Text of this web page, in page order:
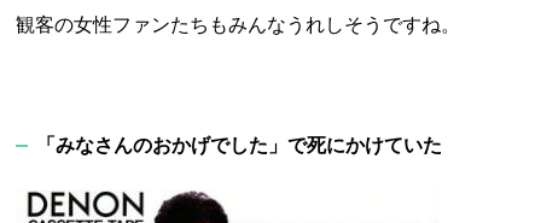
観客の女性ファンたちもみんなうれしそうですね。
「みなさんのおかげでした」で死にかけていた